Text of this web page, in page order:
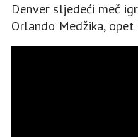
Denver sljedeći meč
Orlando Medžika, opet